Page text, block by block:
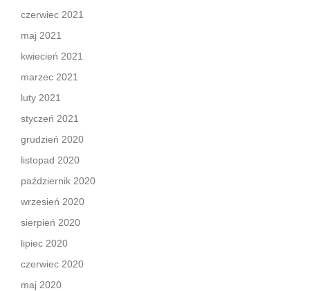
czerwiec 2021
maj 2021
kwiecień 2021
marzec 2021
luty 2021
styczeń 2021
grudzień 2020
listopad 2020
październik 2020
wrzesień 2020
sierpień 2020
lipiec 2020
czerwiec 2020
maj 2020